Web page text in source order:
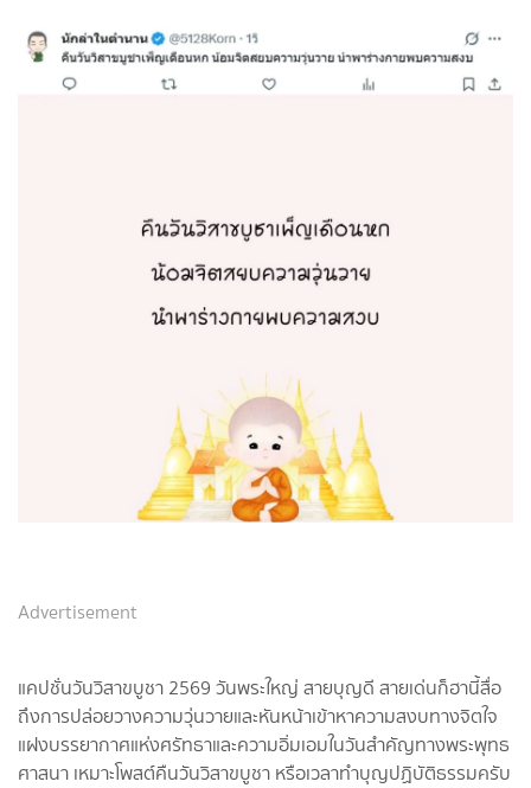
Advertisement
แคปชั่นวันวิสาขบูชา 2569 วันพระใหญ่ สายบุญดี สายเด่นก็ฮานี้สื่อ
ถึงการปล่อยวางความวุ่นวายและหันหน้าเข้าหาความสงบทางจิตใจ
แฝงบรรยากาศแห่งศรัทธาและความอิ่มเอมในวันสำคัญทางพระพุทธ
ศาสนา เหมาะโพสต์คืนวันวิสาขบูชา หรือเวลาทำบุญปฏิบัติธรรมครับ